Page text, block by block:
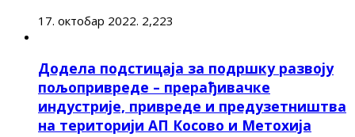
17. октобар 2022. 2,223
Додела подстицаја за подршку развоју
пољопривреде – прерађивачке
индустрије, привреде и предузетништва
на територији АП Косово и Метохија